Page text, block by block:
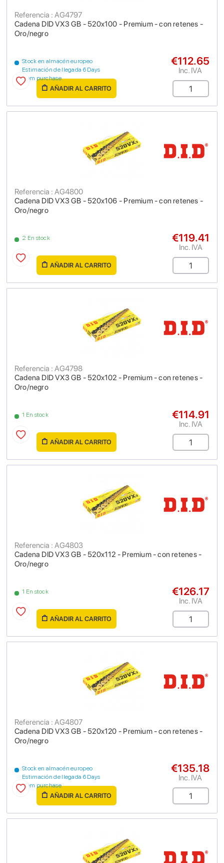
Cadena DID VX3 GB - 520x100 - Premium - con retenes -
Oro/negro
Referencia : AG4797
Stock en almacén europeo
Estimación de llegada 6 Days
from purchase
€112.65
Inc. IVA
AÑADIR AL CARRITO
Cadena DID VX3 GB - 520x106 - Premium - con retenes -
Oro/negro
Referencia : AG4800
2 En stock €119.41
Inc. IVA
AÑADIR AL CARRITO
Cadena DID VX3 GB - 520x102 - Premium - con retenes -
Oro/negro
Referencia : AG4798
1 En stock €114.91
Inc. IVA
AÑADIR AL CARRITO
Cadena DID VX3 GB - 520x112 - Premium - con retenes -
Oro/negro
Referencia : AG4803
1 En stock €126.17
Inc. IVA
AÑADIR AL CARRITO
Cadena DID VX3 GB - 520x120 - Premium - con retenes -
Oro/negro
Referencia : AG4807
Stock en almacén europeo
Estimación de llegada 6 Days
from purchase
€135.18
Inc. IVA
AÑADIR AL CARRITO